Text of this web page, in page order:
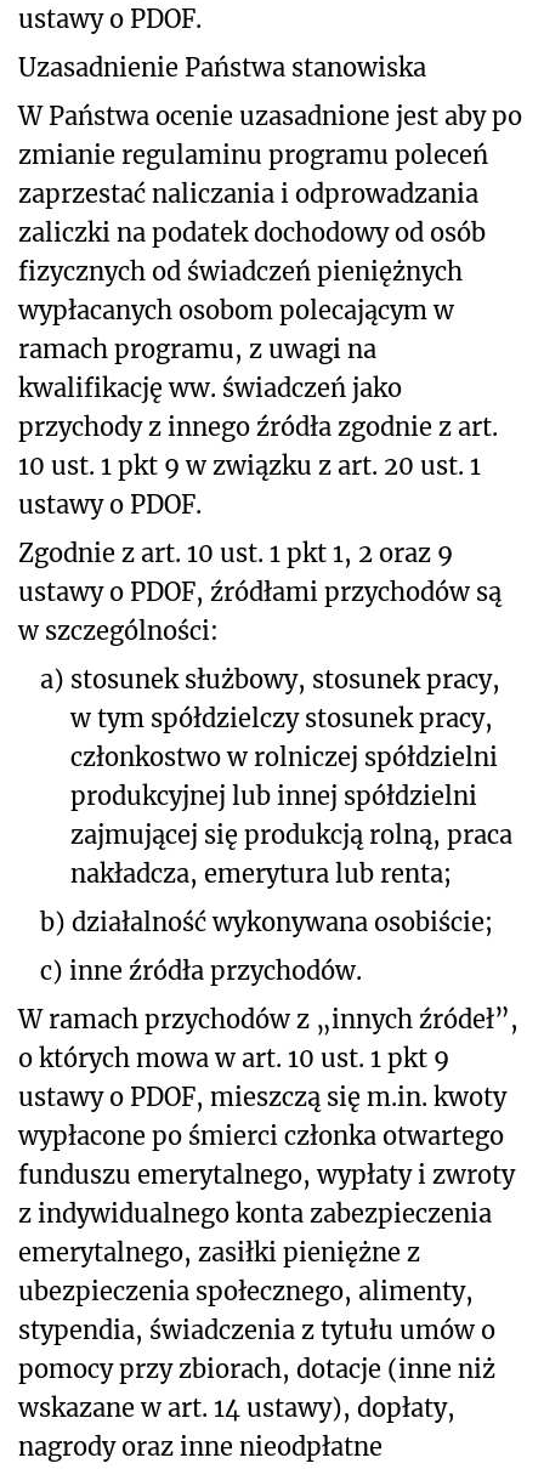
ustawy o PDOF.
Uzasadnienie Państwa stanowiska
W Państwa ocenie uzasadnione jest aby po
zmianie regulaminu programu poleceń
zaprzestać naliczania i odprowadzania
zaliczki na podatek dochodowy od osób
fizycznych od świadczeń pieniężnych
wypłacanych osobom polecającym w
ramach programu, z uwagi na
kwalifikację ww. świadczeń jako
przychody z innego źródła zgodnie z art.
10 ust. 1 pkt 9 w związku z art. 20 ust. 1
ustawy o PDOF.
Zgodnie z art. 10 ust. 1 pkt 1, 2 oraz 9
ustawy o PDOF, źródłami przychodów są
w szczególności:
a) stosunek służbowy, stosunek pracy,
w tym spółdzielczy stosunek pracy,
członkostwo w rolniczej spółdzielni
produkcyjnej lub innej spółdzielni
zajmującej się produkcją rolną, praca
nakładcza, emerytura lub renta;
b) działalność wykonywana osobiście;
c) inne źródła przychodów.
W ramach przychodów z „innych źródeł”,
o których mowa w art. 10 ust. 1 pkt 9
ustawy o PDOF, mieszczą się m.in. kwoty
wypłacone po śmierci członka otwartego
funduszu emerytalnego, wypłaty i zwroty
z indywidualnego konta zabezpieczenia
emerytalnego, zasiłki pieniężne z
ubezpieczenia społecznego, alimenty,
stypendia, świadczenia z tytułu umów o
pomocy przy zbiorach, dotacje (inne niż
wskazane w art. 14 ustawy), dopłaty,
nagrody oraz inne nieodpłatne